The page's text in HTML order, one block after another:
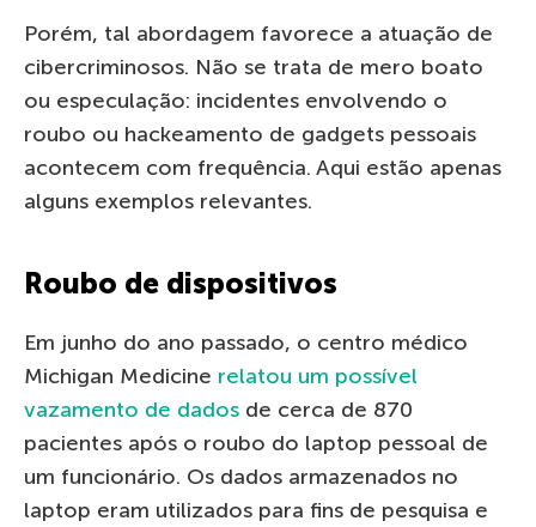
Porém, tal abordagem favorece a atuação de
cibercriminosos. Não se trata de mero boato
ou especulação: incidentes envolvendo o
roubo ou hackeamento de gadgets pessoais
acontecem com frequência. Aqui estão apenas
alguns exemplos relevantes.
Roubo de dispositivos
Em junho do ano passado, o centro médico
Michigan Medicine relatou um possível
vazamento de dados de cerca de 870
pacientes após o roubo do laptop pessoal de
um funcionário. Os dados armazenados no
laptop eram utilizados para fins de pesquisa e